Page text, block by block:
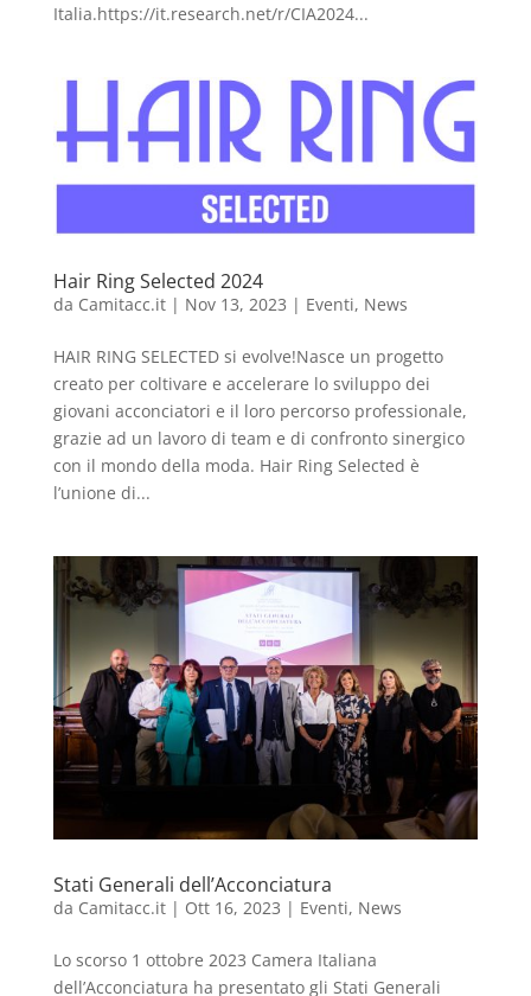
Italia.https://it.research.net/r/CIA2024...
Hair Ring Selected 2024
da Camitacc.it| Nov 13, 2023 | Eventi, News
HAIR RING SELECTED si evolve!Nasce un progetto
creato per coltivare e accelerare lo sviluppo dei
giovani acconciatori e il loro percorso professionale,
grazie ad un lavoro di team e di confronto sinergico
con il mondo della moda. Hair Ring Selected è
l’unione di...
Stati Generali dell’Acconciatura
da Camitacc.it| Ott 16, 2023 | Eventi, News
Lo scorso 1 ottobre 2023 Camera Italiana
dell’Acconciatura ha presentato gli Stati Generali